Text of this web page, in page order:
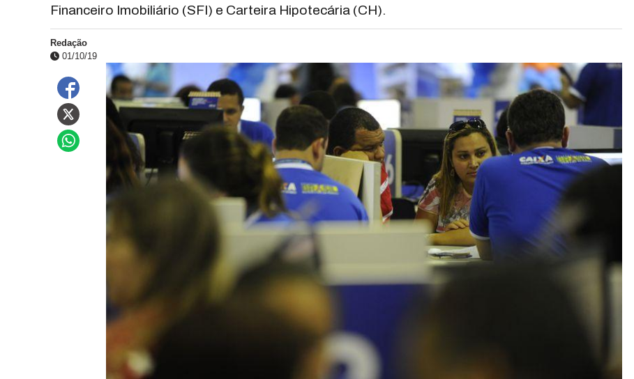
Financeiro Imobiliário (SFI) e Carteira Hipotecária (CH).
Redação
01/10/19